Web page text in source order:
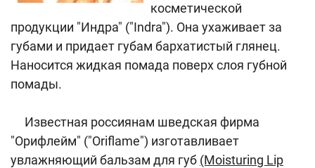
косметической
продукции "Индра" ("Indra"). Она ухаживает за
губами и придает губам бархатистый глянец.
Наносится жидкая помада поверх слоя губной
помады.
Известная россиянам шведская фирма
"Орифлейм" ("Oriflame") изготавливает
увлажняющий бальзам для губ (Moisturing Lip